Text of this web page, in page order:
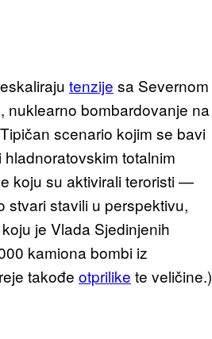
tenzije sa Severnom
nuklearno bombardovanje na
scenario kojim se bavi
totalnim
koju su aktivirali teroristi —
stvari stavili u perspektivu,
je Vlada Sjedinjenih
kamiona bombi iz
takođe otprilike te veličine.)